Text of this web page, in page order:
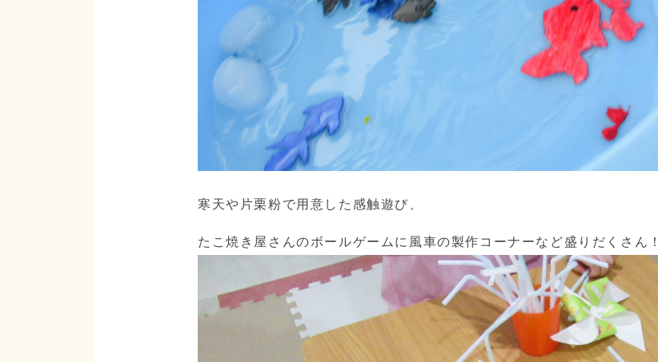
寒天や片栗粉で用意した感触遊び、
たこ焼き屋さんのボールゲームに風車の製作コーナーなど盛りだくさん！